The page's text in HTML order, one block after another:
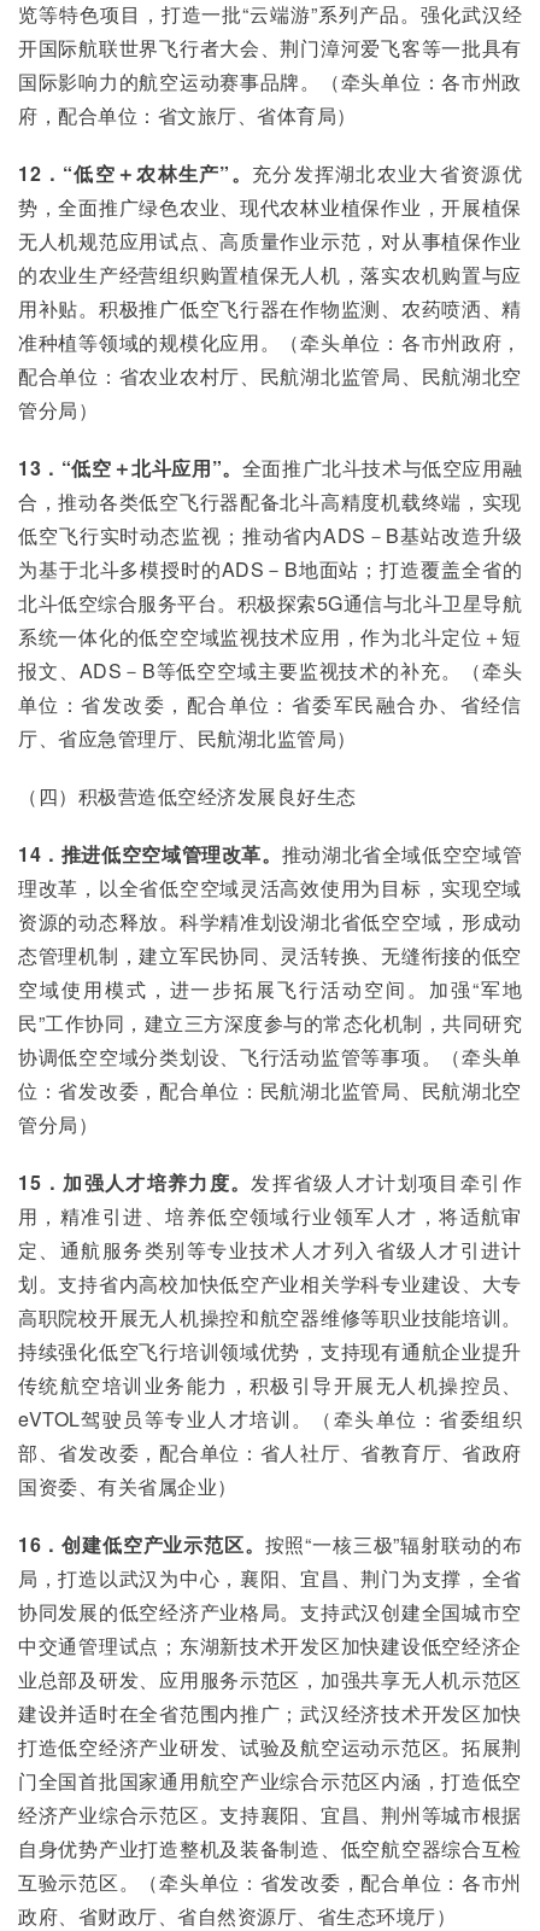
览等特色项目，打造一批“云端游”系列产品。强化武汉经
开国际航联世界飞行者大会、荆门漳河爱飞客等一批具有
国际影响力的航空运动赛事品牌。（牵头单位：各市州政
府，配合单位：省文旅厅、省体育局）
12．“低空＋农林生产”。 充分发挥湖北农业大省资源优
势，全面推广绿色农业、现代农林业植保作业，开展植保
无人机规范应用试点、高质量作业示范，对从事植保作业
的农业生产经营组织购置植保无人机，落实农机购置与应
用补贴。积极推广低空飞行器在作物监测、农药喷洒、精
准种植等领域的规模化应用。（牵头单位：各市州政府，
配合单位：省农业农村厅、民航湖北监管局、民航湖北空
管分局）
13．“低空＋北斗应用”。 全面推广北斗技术与低空应用融
合，推动各类低空飞行器配备北斗高精度机载终端，实现
低空飞行实时动态监视；推动省内ADS－B基站改造升级
为基于北斗多模授时的ADS－B地面站；打造覆盖全省的
北斗低空综合服务平台。积极探索5G通信与北斗卫星导航
系统一体化的低空空域监视技术应用，作为北斗定位＋短
报文、ADS－B等低空空域主要监视技术的补充。（牵头
单位：省发改委，配合单位：省委军民融合办、省经信
厅、省应急管理厅、民航湖北监管局）
（四）积极营造低空经济发展良好生态
14．推进低空空域管理改革。 推动湖北省全域低空空域管
理改革，以全省低空空域灵活高效使用为目标，实现空域
资源的动态释放。科学精准划设湖北省低空空域，形成动
态管理机制，建立军民协同、灵活转换、无缝衔接的低空
空域使用模式，进一步拓展飞行活动空间。加强“军地
民”工作协同，建立三方深度参与的常态化机制，共同研究
协调低空空域分类划设、飞行活动监管等事项。（牵头单
位：省发改委，配合单位：民航湖北监管局、民航湖北空
管分局）
15．加强人才培养力度。发挥省级人才计划项目牵引作
用，精准引进、培养低空领域行业领军人才，将适航审
定、通航服务类别等专业技术人才列入省级人才引进计
划。支持省内高校加快低空产业相关学科专业建设、大专
高职院校开展无人机操控和航空器维修等职业技能培训。
持续强化低空飞行培训领域优势，支持现有通航企业提升
传统航空培训业务能力，积极引导开展无人机操控员、
eVTOL驾驶员等专业人才培训。（牵头单位：省委组织
部、省发改委，配合单位：省人社厅、省教育厅、省政府
国资委、有关省属企业）
16．创建低空产业示范区。 按照“一核三极”辐射联动的布
局，打造以武汉为中心，襄阳、宜昌、荆门为支撑，全省
协同发展的低空经济产业格局。支持武汉创建全国城市空
中交通管理试点；东湖新技术开发区加快建设低空经济企
业总部及研发、应用服务示范区，加强共享无人机示范区
建设并适时在全省范围内推广；武汉经济技术开发区加快
打造低空经济产业研发、试验及航空运动示范区。拓展荆
门全国首批国家通用航空产业综合示范区内涵，打造低空
经济产业综合示范区。支持襄阳、宜昌、荆州等城市根据
自身优势产业打造整机及装备制造、低空航空器综合互检
互验示范区。（牵头单位：省发改委，配合单位：各市州
政府、省财政厅、省自然资源厅、省生态环境厅）